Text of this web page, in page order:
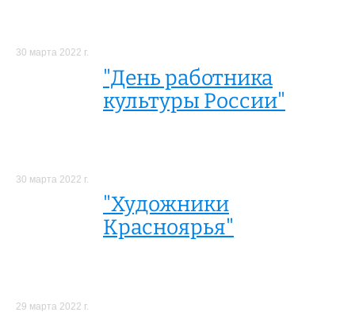
30 марта 2022 г.
"День работника
культуры России"
30 марта 2022 г.
"Художники
Красноярья"
29 марта 2022 г.